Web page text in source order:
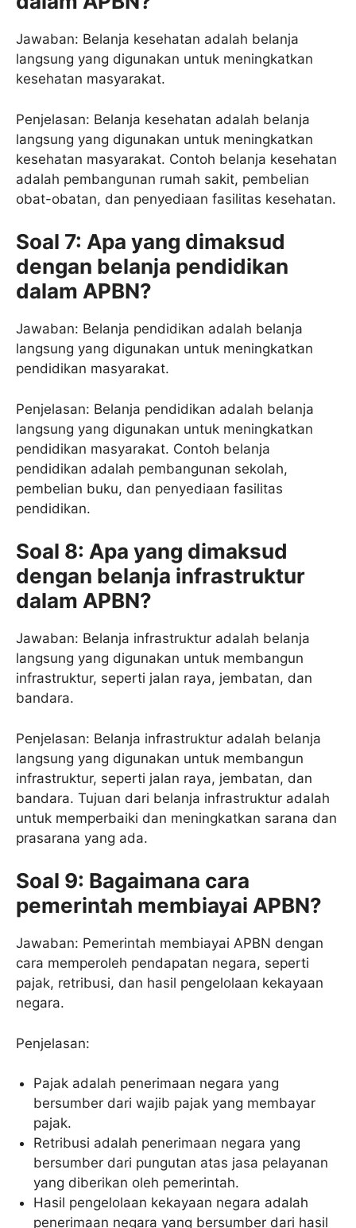
Jawaban: Belanja kesehatan adalah belanja
langsung yang digunakan untuk meningkatkan
kesehatan masyarakat.
Penjelasan: Belanja kesehatan adalah belanja
langsung yang digunakan untuk meningkatkan
kesehatan masyarakat. Contoh belanja kesehatan
adalah pembangunan rumah sakit, pembelian
obat-obatan, dan penyediaan fasilitas kesehatan.
Soal 7: Apa yang dimaksud
dengan belanja pendidikan
dalam APBN?
Jawaban: Belanja pendidikan adalah belanja
langsung yang digunakan untuk meningkatkan
pendidikan masyarakat.
Penjelasan: Belanja pendidikan adalah belanja
langsung yang digunakan untuk meningkatkan
pendidikan masyarakat. Contoh belanja
pendidikan adalah pembangunan sekolah,
pembelian buku, dan penyediaan fasilitas
pendidikan.
Soal 8: Apa yang dimaksud
dengan belanja infrastruktur
dalam APBN?
Jawaban: Belanja infrastruktur adalah belanja
langsung yang digunakan untuk membangun
infrastruktur, seperti jalan raya, jembatan, dan
bandara.
Penjelasan: Belanja infrastruktur adalah belanja
langsung yang digunakan untuk membangun
infrastruktur, seperti jalan raya, jembatan, dan
bandara. Tujuan dari belanja infrastruktur adalah
untuk memperbaiki dan meningkatkan sarana dan
prasarana yang ada.
Soal 9: Bagaimana cara
pemerintah membiayai APBN?
Jawaban: Pemerintah membiayai APBN dengan
cara memperoleh pendapatan negara, seperti
pajak, retribusi, dan hasil pengelolaan kekayaan
negara.
Penjelasan:
Pajak adalah penerimaan negara yang
bersumber dari wajib pajak yang membayar
pajak.
Retribusi adalah penerimaan negara yang
bersumber dari pungutan atas jasa pelayanan
yang diberikan oleh pemerintah.
Hasil pengelolaan kekayaan negara adalah
penerimaan negara yang bersumber dari hasil